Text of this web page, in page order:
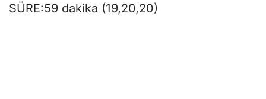
SÜRE:59 dakika (19,20,20)